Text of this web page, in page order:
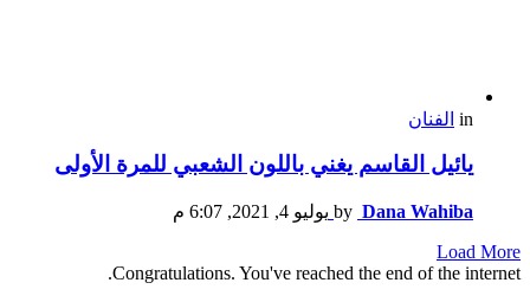
in الفنان
يائيل القاسم يغني باللون الشعبي للمرة الأولى
by Dana Wahiba
يوليو 4, 2021, 6:07 م
Load More
Congratulations. You've reached the end of the internet.